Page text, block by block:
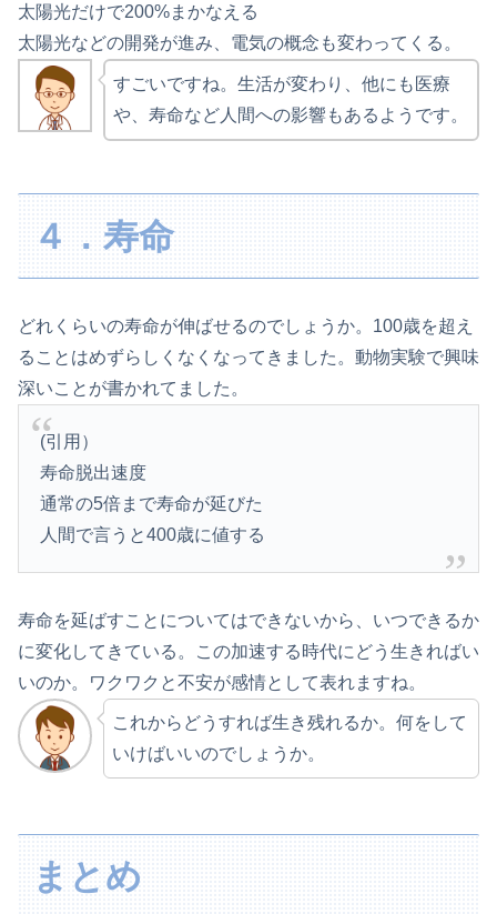
太陽光だけで200%まかなえる
太陽光などの開発が進み、電気の概念も変わってくる。
すごいですね。生活が変わり、他にも医療
や、寿命など人間への影響もあるようです。
４．寿命
どれくらいの寿命が伸ばせるのでしょうか。100歳を超え
ることはめずらしくなくなってきました。動物実験で興味
深いことが書かれてました。
(引用）
寿命脱出速度
通常の5倍まで寿命が延びた
人間で言うと400歳に値する
寿命を延ばすことについてはできないから、いつできるか
に変化してきている。この加速する時代にどう生きればい
いのか。ワクワクと不安が感情として表れますね。
これからどうすれば生き残れるか。何をして
いけばいいのでしょうか。
まとめ